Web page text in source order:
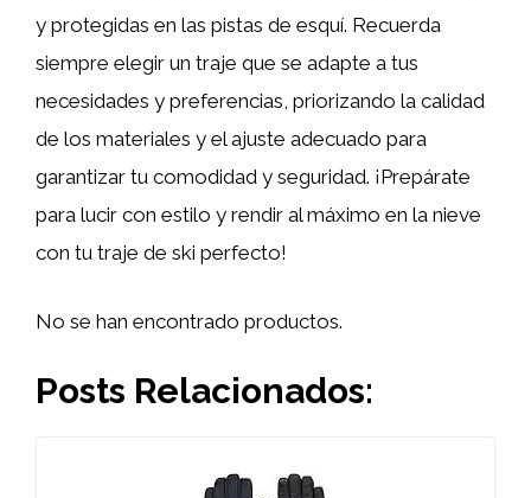
y protegidas en las pistas de esquí. Recuerda
siempre elegir un traje que se adapte a tus
necesidades y preferencias, priorizando la calidad
de los materiales y el ajuste adecuado para
garantizar tu comodidad y seguridad. ¡Prepárate
para lucir con estilo y rendir al máximo en la nieve
con tu traje de ski perfecto!
No se han encontrado productos.
Posts Relacionados: